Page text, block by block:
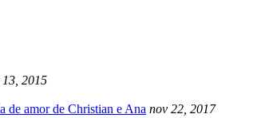
2015
de amor de Christian e Ana nov 22, 2017